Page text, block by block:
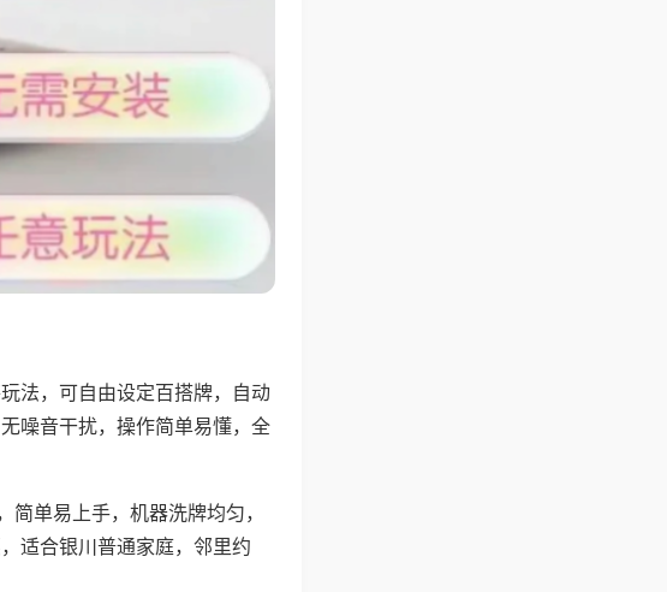
法，可自由设定百搭牌，自动
噪音干扰，操作简单易懂，全
单易上手，机器洗牌均匀，
适合银川普通家庭，邻里约